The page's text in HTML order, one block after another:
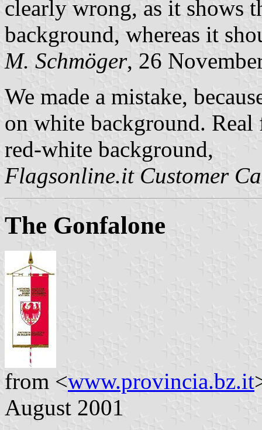
clearly wrong, as it shows
background, whereas it
M. Schmöger, 26
We made a mistake,
on white background.
red-white background,
Flagsonline.it Customer
The Gonfalone
from <www.provincia.bz.it
August 2001